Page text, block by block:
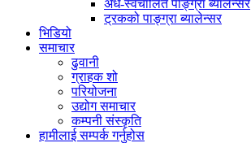
अर्ध-स्वचालित पाङ्ग्रा ब्यालेन्सर
ट्रकको पाङ्ग्रा ब्यालेन्सर
भिडियो
समाचार
ढुवानी
ग्राहक शो
परियोजना
उद्योग समाचार
कम्पनी संस्कृति
हामीलाई सम्पर्क गर्नुहोस